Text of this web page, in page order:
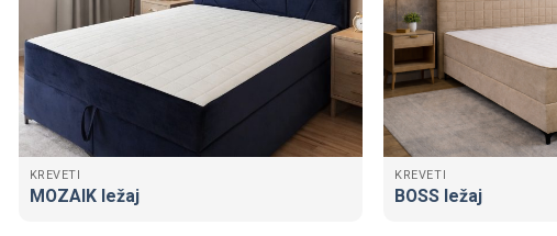
KREVETI
MOZAIK ležaj
KREVETI
BOSS ležaj